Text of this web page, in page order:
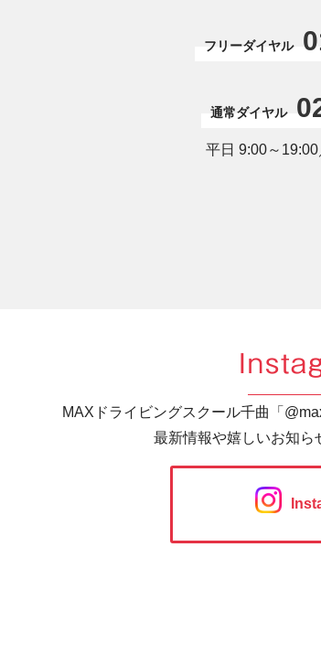
フリーダイヤル
通常ダイヤル
平日 9:00～
MAXドライビングスクール千曲「
最新情報や嬉しいお知ら